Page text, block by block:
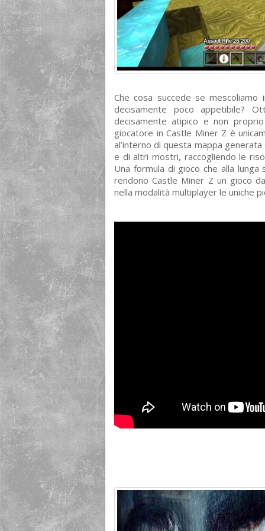
Che cosa succede se
decisamente poco appetibile?
decisamente atipico e non
giocatore in Castle Miner Z è
al’interno di questa mappa
e di altri mostri, raccogliendo le
Una formula di gioco che alla
rendono Castle Miner Z un gioco
nella modalità multiplayer le uniche